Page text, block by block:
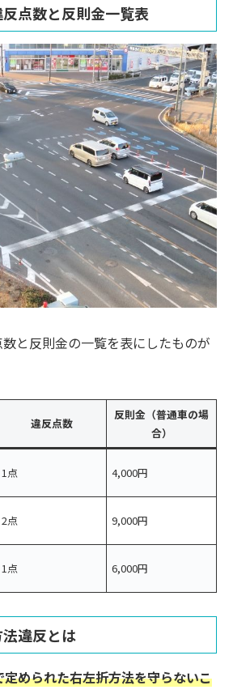
点数と反則金一覧表
と反則金の一覧を表にしたものが
違反点数
反則金（普通車の場
合）
1点 4,000円
2点 9,000円
1点 6,000円
違反とは
められた右左折方法を守らないこ